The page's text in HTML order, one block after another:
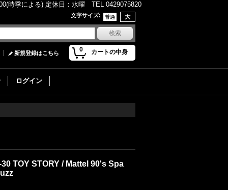
時季による) 定休日：水曜 TEL 0429075820
文字サイズ:
0 カートの中身
新規登録はこちら
ログイン
TOY STORY / Mattel 90's Spa